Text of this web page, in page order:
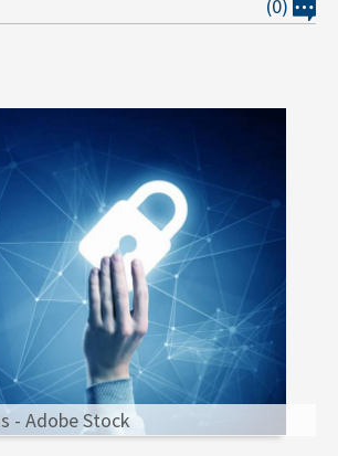
(0)
- Adobe Stock